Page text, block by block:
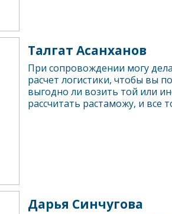
Талгат Асанханов
При сопровождении могу
расчет логистики, чтобы вы
выгодно ли возить той или
рассчитать растаможу, и все
Дарья Синчугова